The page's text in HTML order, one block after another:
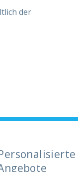
der